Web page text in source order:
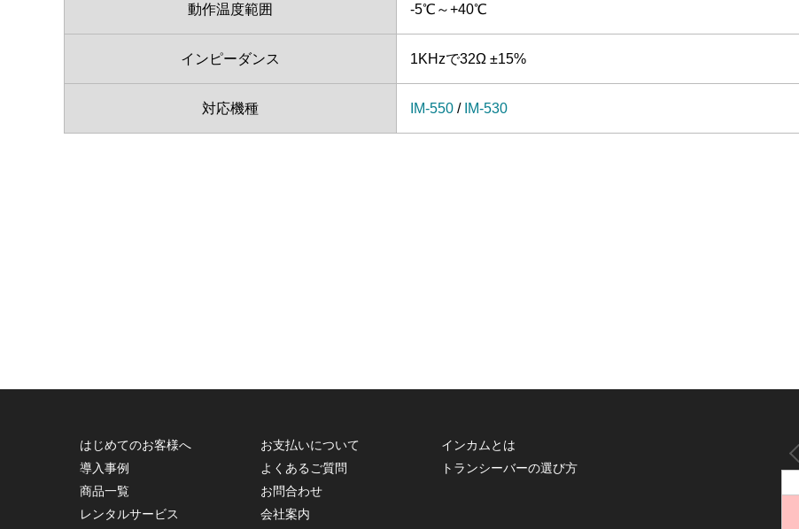
動作温度範囲 -5℃～+40℃
インピーダンス 1KHzで32Ω ±15%
対応機種 IM-550 / IM-530
はじめてのお客様へ
導入事例
商品一覧
レンタルサービス
お支払いについて
よくあるご質問
お問合わせ
会社案内
インカムとは
トランシーバーの選び方